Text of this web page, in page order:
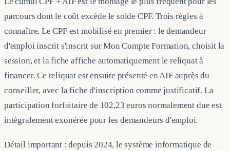
parcours dont le coût excède le solde CPF. Trois règles à
connaître. Le CPF est mobilisé en premier : le demandeur
d'emploi inscrit s'inscrit sur Mon Compte Formation, choisit la
session, et la fiche affiche automatiquement le reliquat à
financer. Ce reliquat est ensuite présenté en AIF auprès du
conseiller, avec la fiche d'inscription comme justificatif. La
participation forfaitaire de 102,23 euros normalement due est
intégralement exonérée pour les demandeurs d'emploi.
Détail important : depuis 2024, le système informatique de